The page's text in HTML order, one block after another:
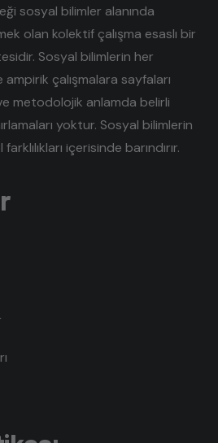
sosyal bilimler alanında
olan kolektif çalışma esaslı bir
Sosyal bilimlerin her
çalışmalara sayfaları
metodolojik anlamda belirli
yoktur. Sosyal bilimlerin
içerisinde barındırır.